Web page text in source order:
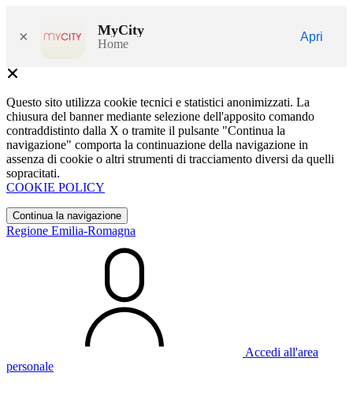
× MyCity
Home
Apri
Questo sito utilizza cookie tecnici e statistici anonimizzati. La
chiusura del banner mediante selezione dell'apposito comando
contraddistinto dalla X o tramite il pulsante "Continua la
navigazione" comporta la continuazione della navigazione in
assenza di cookie o altri strumenti di tracciamento diversi da quelli
sopracitati.
COOKIE POLICY
Continua la navigazione
Regione Emilia-Romagna
Accedi all'area
personale